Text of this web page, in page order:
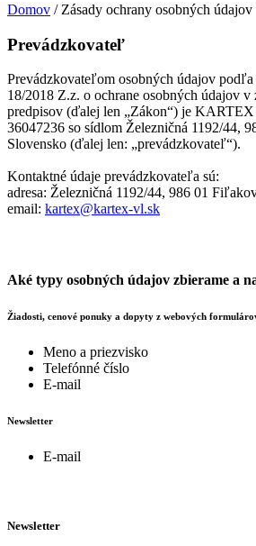
Domov / Zásady ochrany osobných údajov
Prevádzkovateľ
Prevádzkovateľom osobných údajov podľa
18/2018 Z.z. o ochrane osobných údajov v
predpisov (ďalej len „Zákon“) je
36047236 so sídlom Železničná 1192/44,
Slovensko (ďalej len: „prevádzkovateľ“).
Kontaktné údaje prevádzkovateľa sú:
adresa: Železničná 1192/44, 986 01
email: kartex@kartex-vl.sk
Aké typy osobných údajov zbierame a
Žiadosti, cenové ponuky a dopyty z webových
Meno a priezvisko
Telefónné číslo
E-mail
Newsletter
E-mail
Newsletter